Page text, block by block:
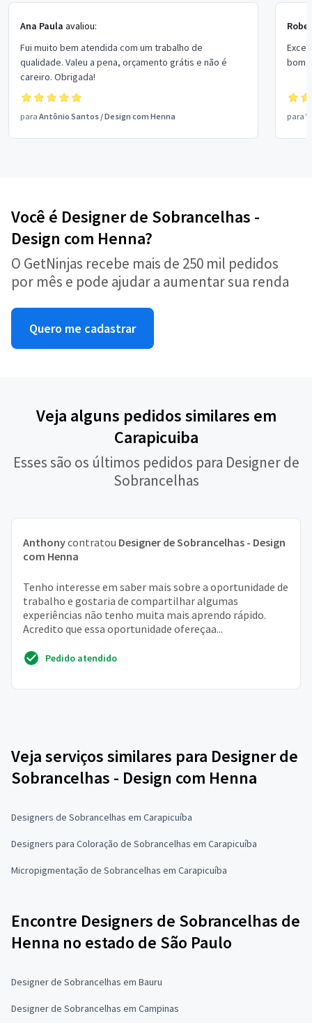
Ana Paula avaliou:
Fui muito bem atendida com um trabalho de
qualidade. Valeu a pena, orçamento grátis e não é
careiro. Obrigada!
para Antônio Santos /Design com Henna
bom
para
Você é Designer de Sobrancelhas -
Design com Henna?
O GetNinjas recebe mais de 250 mil pedidos
por mês e pode ajudar a aumentar sua renda
Quero me cadastrar
Veja alguns pedidos similares em
Carapicuiba
Esses são os últimos pedidos para Designer de
Sobrancelhas
Anthonycontratou Designer de Sobrancelhas - Design
com Henna
Tenho interesse em saber mais sobre a oportunidade de
trabalho e gostaria de compartilhar algumas
experiências não tenho muita mais aprendo rápido.
Acredito que essa oportunidade ofereçaa...
Pedido atendido
Veja serviços similares para Designer de
Sobrancelhas - Design com Henna
Designers de Sobrancelhas em Carapicuíba
Designers para Coloração de Sobrancelhas em Carapicuíba
Micropigmentação de Sobrancelhas em Carapicuíba
Encontre Designers de Sobrancelhas de
Henna no estado de São Paulo
Designer de Sobrancelhas em Bauru
Designer de Sobrancelhas em Campinas